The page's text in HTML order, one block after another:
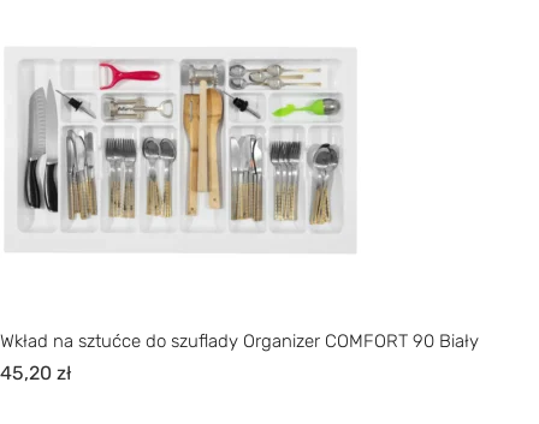
Wkład na sztućce do szuflady Organizer COMFORT 90 Biały
45,20 zł